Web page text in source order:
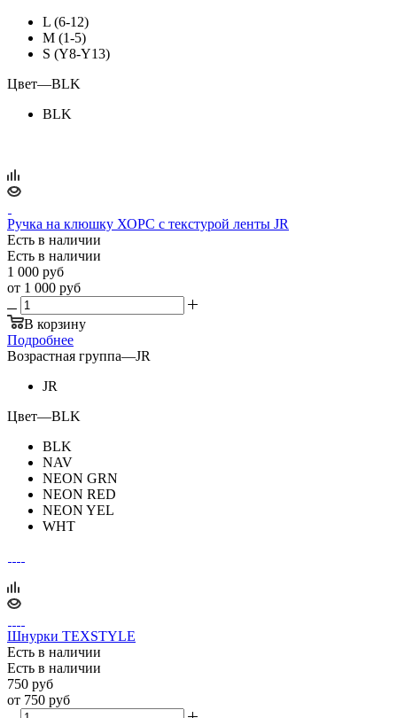
L (6-12)
M (1-5)
S (Y8-Y13)
Цвет—BLK
BLK
Ручка на клюшку ХОРС с текстурой ленты JR
Есть в наличии
Есть в наличии
1 000 руб
от 1 000 руб
В корзину
Подробнее
Возрастная группа—JR
JR
Цвет—BLK
BLK
NAV
NEON GRN
NEON RED
NEON YEL
WHT
Шнурки TEXSTYLE
Есть в наличии
Есть в наличии
750 руб
от 750 руб